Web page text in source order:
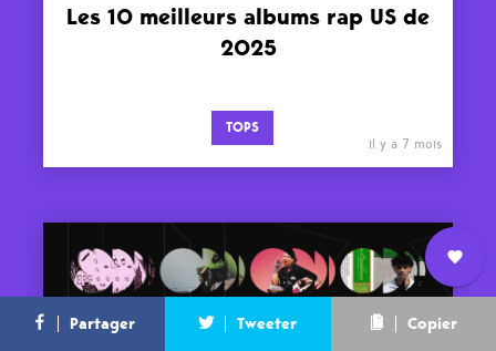
L’équipe
Nous
rejoindre
Newsletter
Partager Tweeter Copier
Les 10 meilleurs albums rap US de
2025
TOPS
il y a 7 mois